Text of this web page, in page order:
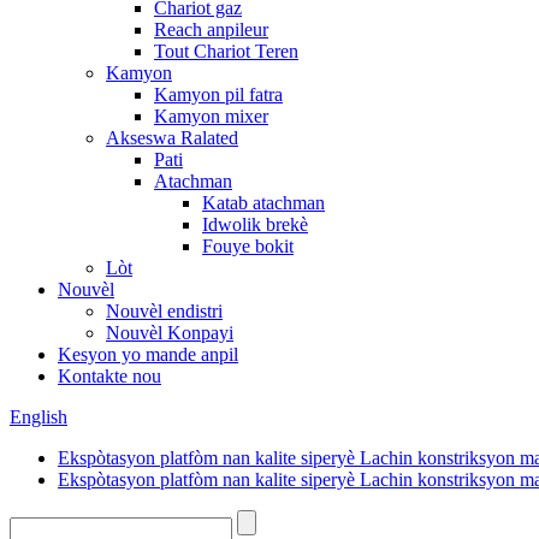
Chariot gaz
Reach anpileur
Tout Chariot Teren
Kamyon
Kamyon pil fatra
Kamyon mixer
Akseswa Ralated
Pati
Atachman
Katab atachman
Idwolik brekè
Fouye bokit
Lòt
Nouvèl
Nouvèl endistri
Nouvèl Konpayi
Kesyon yo mande anpil
Kontakte nou
English
Ekspòtasyon platfòm nan kalite siperyè Lachin konstriksyon
Ekspòtasyon platfòm nan kalite siperyè Lachin konstriksyon